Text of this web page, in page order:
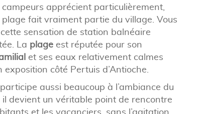
campeurs apprécient particulièrement,
plage fait vraiment partie du village. Vous
cette sensation de station balnéaire
La plageest réputée pour son
et ses eaux relativement calmes
exposition côté Pertuis d’Antioche.
aussi beaucoup à l’ambiance du
il devient un véritable point de rencontre
et les vacanciers, sans l’agitation